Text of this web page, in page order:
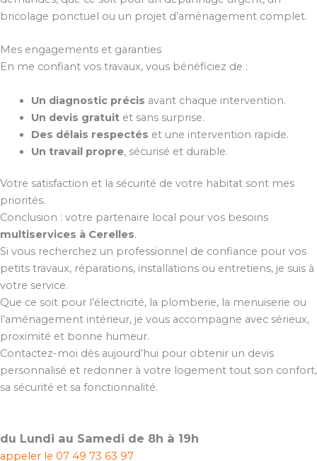
bricolage ponctuel ou un projet d’aménagement complet.
Mes engagements et garanties
En me confiant vos travaux, vous bénéficiez de :
Un diagnostic précis avant chaque intervention.
Un devis gratuitet sans surprise.
Des délais respectés et une intervention rapide.
Un travail propre, sécurisé et durable.
Votre satisfaction et la sécurité de votre habitat sont mes
priorités.
Conclusion : votre partenaire local pour vos besoins
multiservices à Cerelles.
Si vous recherchez un professionnel de confiance pour vos
petits travaux, réparations, installations ou entretiens, je suis à
votre service.
Que ce soit pour l’électricité, la plomberie, la menuiserie ou
l’aménagement intérieur, je vous accompagne avec sérieux,
proximité et bonne humeur.
Contactez-moi dès aujourd’hui pour obtenir un devis
personnalisé et redonner à votre logement tout son confort,
sa sécurité et sa fonctionnalité.
du Lundi au Samedi de 8h à 19h
appeler le 07 49 73 63 97